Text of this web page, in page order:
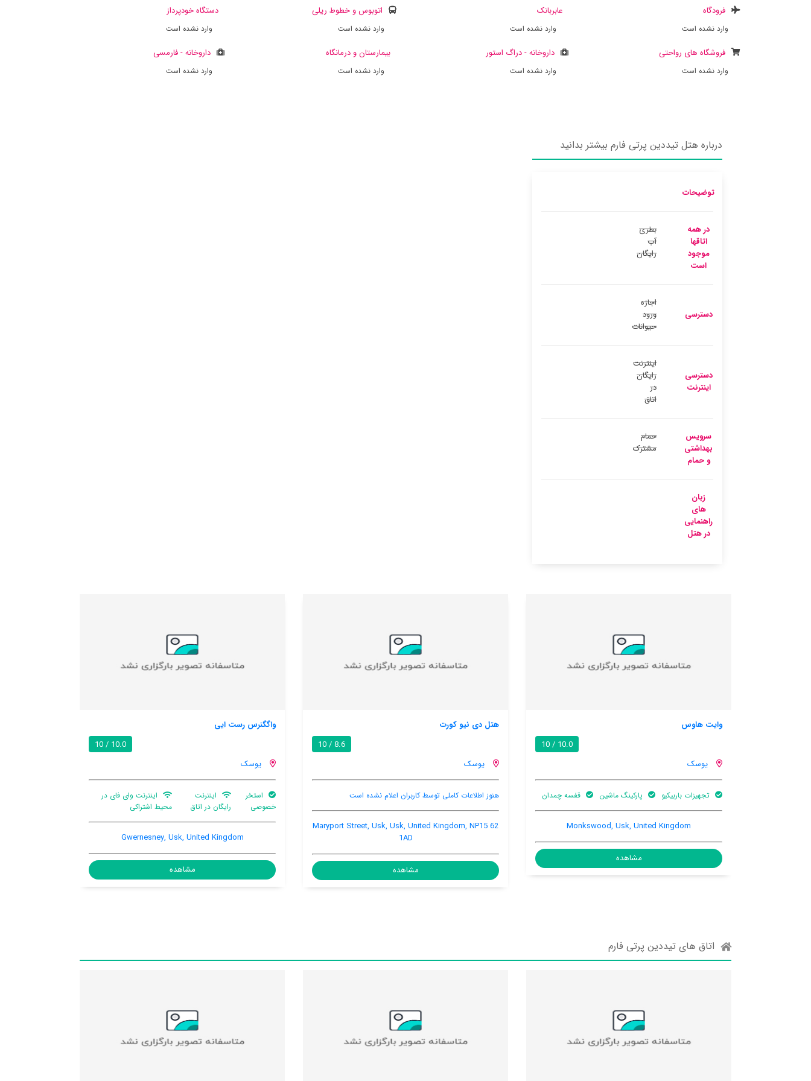
فرودگاه
وارد نشده است
عابربانک
وارد نشده است
اتوبوس و خطوط ریلی
وارد نشده است
دستگاه خودپرداز
وارد نشده است
فروشگاه های رواحتی
وارد نشده است
داروخانه - دراگ استور
وارد نشده است
بیمارستان و درمانگاه
وارد نشده است
داروخانه - فارمسی
وارد نشده است
درباره هتل تیددین پرتی فارم بیشتر بدانید
توضیحات
در همه
اتاقها
موجود
است
بطری
آب
رایگان
دسترسی
اجازه
ورود
حیوانات
دسترسی
اینترنت
اینترنت
رایگان
در
اتاق
سرویس
بهداشتی
و حمام
حمام
مشترک
زبان
های
راهنمایی
در هتل
قفسه چمدان هنوز اطلاعات کاملی توسط کاربران اعلام نشده است
62 Maryport Street, Usk, Usk, United Kingdom, NP15
مشاهده
استخر
اینترنت
اینترنت وای فای در
تجهیزات باربیکیو قفسه چمدان
Raglan, Usk, United Kingdom
مشاهده
اتاق های تیددین پرتی فارم